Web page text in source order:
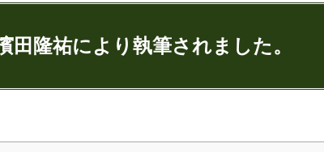
田隆祐により執筆されました。